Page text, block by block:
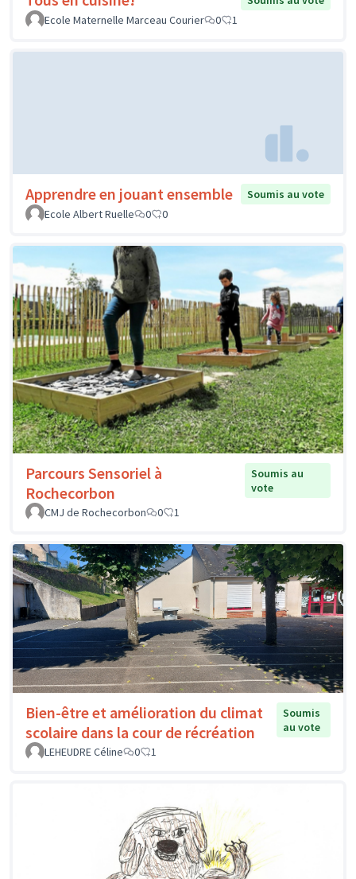
Ecole Maternelle Marceau Courier
0 1
Apprendre en jouant ensemble
Soumis au vote
Ecole Albert Ruelle
0 0
Parcours Sensoriel à
Rochecorbon
Soumis au
vote
CMJ de Rochecorbon
0 1
Bien-être et amélioration du climat
scolaire dans la cour de récréation
Soumis
au vote
LEHEUDRE Céline
0 1